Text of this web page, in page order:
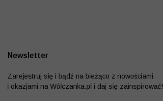
Newsletter
Zarejestruj się i bądź na bieżąco z nowościami
i okazjami na Wólczanka.pl i daj się zainspirować!